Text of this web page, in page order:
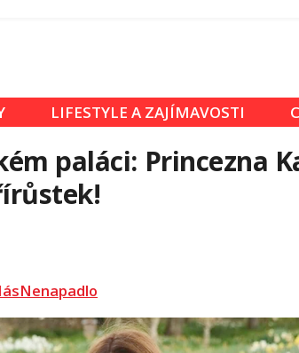
LIFESTYLE A ZAJÍMAVOSTI
paláci: Princezna